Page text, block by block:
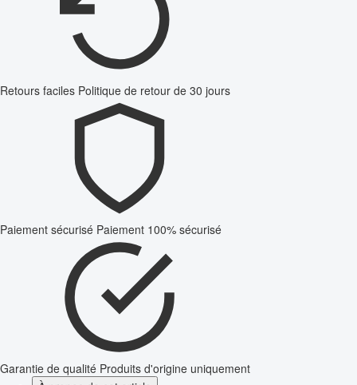
Retours faciles Politique de retour de 30 jours
Paiement sécurisé Paiement 100% sécurisé
Garantie de qualité Produits d'origine uniquement